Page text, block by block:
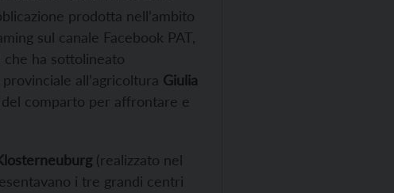
prodotta nell’ambito
sul canale Facebook PAT,
, che ha sottolineato
all’agricoltura Giulia
comparto per affrontare e
(realizzato nel
i tre grandi centri